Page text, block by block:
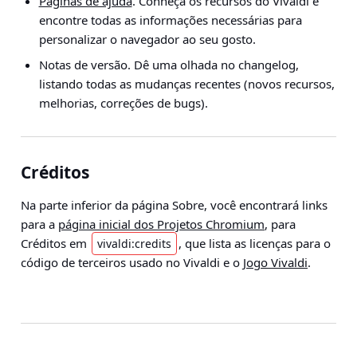
encontre todas as informações necessárias para
personalizar o navegador ao seu gosto.
Notas de versão. Dê uma olhada no changelog,
listando todas as mudanças recentes (novos recursos,
melhorias, correções de bugs).
Créditos
Na parte inferior da página Sobre, você encontrará links
para a página inicial dos Projetos Chromium, para
Créditos em
vivaldi:credits , que lista as licenças para o
código de terceiros usado no Vivaldi e o Jogo Vivaldi.